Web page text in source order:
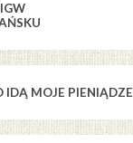
IDĄ MOJE PIENIĄDZE